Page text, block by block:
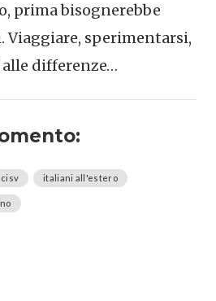
prima bisognerebbe
Viaggiare, sperimentarsi,
alle differenze…
cisv italiani all'estero